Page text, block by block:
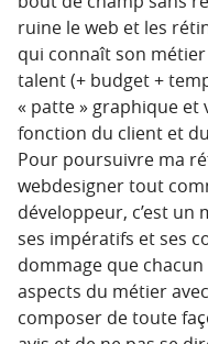
ruine le web et les
qui connaît son
talent (+ budget +
« patte » graphique et
fonction du client et
Pour poursuivre ma
webdesigner tout
développeur, c’est un
ses impératifs et ses
dommage que chacun
aspects du métier
composer de toute